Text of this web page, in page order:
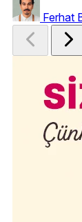
Ferhat